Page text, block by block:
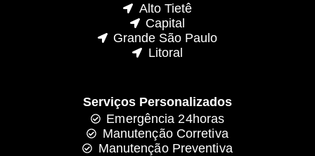
Alto Tietê
Capital
Grande São Paulo
Litoral
Serviços Personalizados
Emergência 24horas
Manutenção Corretiva
Manutenção Preventiva